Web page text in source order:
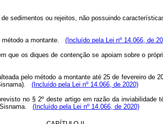
sedimentos ou rejeitos, não possuindo
método a montante. (Incluído pela Lei nº 14.066, de
que os diques de contenção se apoiam sobre o
pelo método a montante até 25 de fevereiro
(Incluído pela Lei nº 14.066, de 2020)
no § 2º deste artigo em razão da
Sisnama. (Incluído pela Lei nº 14.066, de 2020)